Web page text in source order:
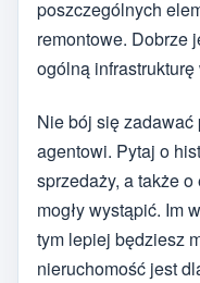
poszczególnych
remontowe. Dobrze
ogólną infrastrukturę
Nie bój się
agentowi. Pytaj o
sprzedaży, a także
mogły wystąpić. Im
tym lepiej będziesz
nieruchomość jest